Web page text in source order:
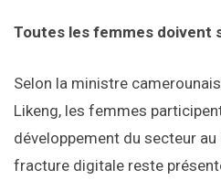
Toutes les femmes doivent
Selon la ministre
Likeng, les femmes
développement du secteur au
fracture digitale reste